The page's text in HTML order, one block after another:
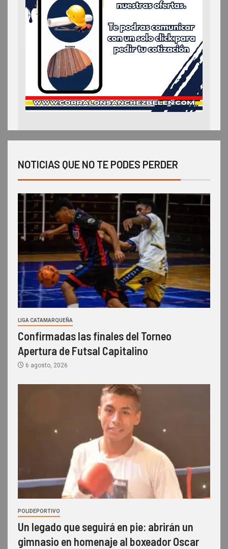
NOTICIAS QUE NO TE PODES PERDER
LIGA CATAMARQUEÑA
Confirmadas las finales del Torneo
Apertura de Futsal Capitalino
6 agosto, 2026
POLIDEPORTIVO
Un legado que seguirá en pie: abrirán un
gimnasio en homenaje al boxeador Oscar